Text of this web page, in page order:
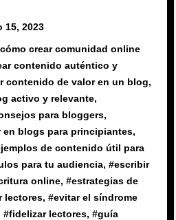
15, 2023
cómo crear comunidad online
contenido auténtico y
contenido de valor en un blog,
activo y relevante,
para bloggers,
blogs para principiantes,
de contenido útil para
para tu audiencia, #escribir
online, #estrategias de
lectores, #evitar el síndrome
#fidelizar lectores, #guía